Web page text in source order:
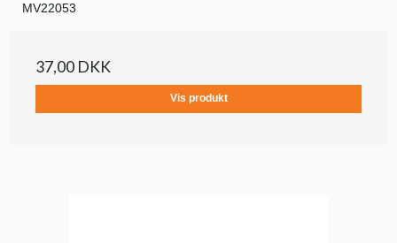
MV22053
37,00 DKK
Vis produkt